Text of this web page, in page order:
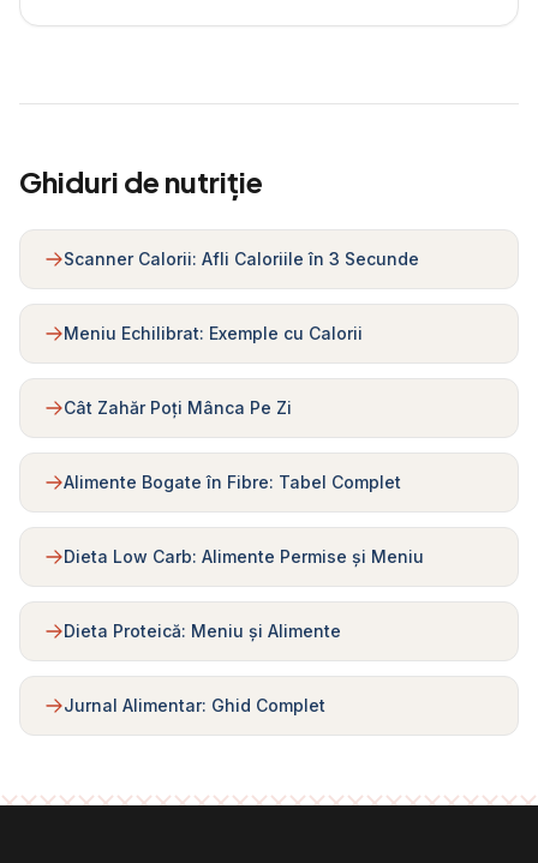
Ghiduri de nutriție
Scanner Calorii: Afli Caloriile în 3 Secunde
Meniu Echilibrat: Exemple cu Calorii
Cât Zahăr Poți Mânca Pe Zi
Alimente Bogate în Fibre: Tabel Complet
Dieta Low Carb: Alimente Permise și Meniu
Dieta Proteică: Meniu și Alimente
Jurnal Alimentar: Ghid Complet